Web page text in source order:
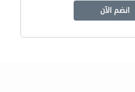
انضم الآن